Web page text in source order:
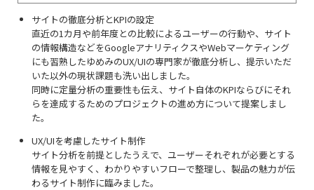
サイトの徹底分析とKPIの設定
直近の1カ月や前年度との比較によるユーザーの行動や、サイト
の情報構造などをGoogleアナリティクスやWebマーケティング
にも習熟したゆめみのUX/UIの専門家が徹底分析し、提示いただ
いた以外の現状課題も洗い出しました。
同時に定量分析の重要性も伝え、サイト⾃体のKPIならびにそれ
らを達成するためのプロジェクトの進め⽅について提案しまし
た。
UX/UIを考慮したサイト制作
サイト分析を前提としたうえで、ユーザーそれぞれが必要とする
情報を見やすく、わかりやすいフローで整理し、製品の魅力が伝
わるサイト制作に臨みました。